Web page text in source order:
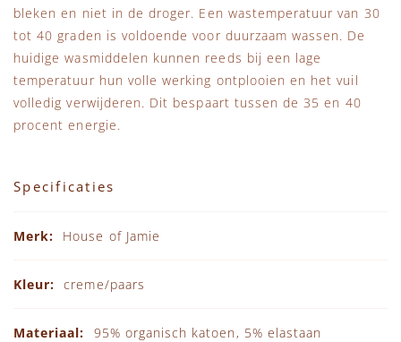
bleken en niet in de droger. Een wastemperatuur van 30
tot 40 graden is voldoende voor duurzaam wassen. De
huidige wasmiddelen kunnen reeds bij een lage
temperatuur hun volle werking ontplooien en het vuil
volledig verwijderen. Dit bespaart tussen de 35 en 40
procent energie.
Specificaties
House of Jamie
creme/paars
95% organisch katoen, 5% elastaan